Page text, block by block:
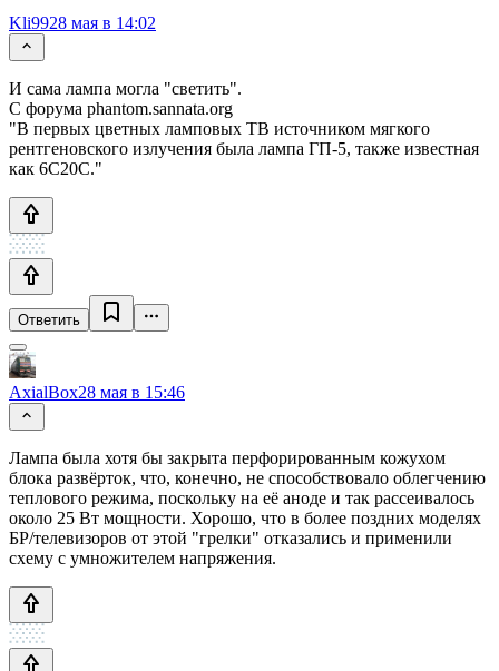
Kli9928 мая в 14:02
И сама лампа могла "светить".
С форума phantom.sannata.org
"В первых цветных ламповых ТВ источником мягкого
рентгеновского излучения была лампа ГП-5, также известная
как 6С20С."
Ответить
AxialBox28 мая в 15:46
Лампа была хотя бы закрыта перфорированным кожухом
блока развёрток, что, конечно, не способствовало облегчению
теплового режима, поскольку на её аноде и так рассеивалось
около 25 Вт мощности. Хорошо, что в более поздних моделях
БР/телевизоров от этой "грелки" отказались и применили
схему с умножителем напряжения.